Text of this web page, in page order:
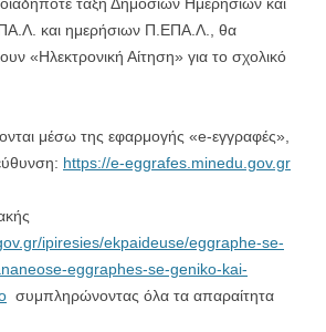
και ημερήσιων Π.ΕΠΑ.Λ., θα
«Ηλεκτρονική Αίτηση» για το σχολικό
μέσω της εφαρμογής «e-εγγραφές»,
https://e-eggrafes.minedu.gov.gr
ipiresies/ekpaideuse/eggraphe-se-
eggraphes-se-geniko-kai-
συμπληρώνοντας όλα τα απαραίτητα